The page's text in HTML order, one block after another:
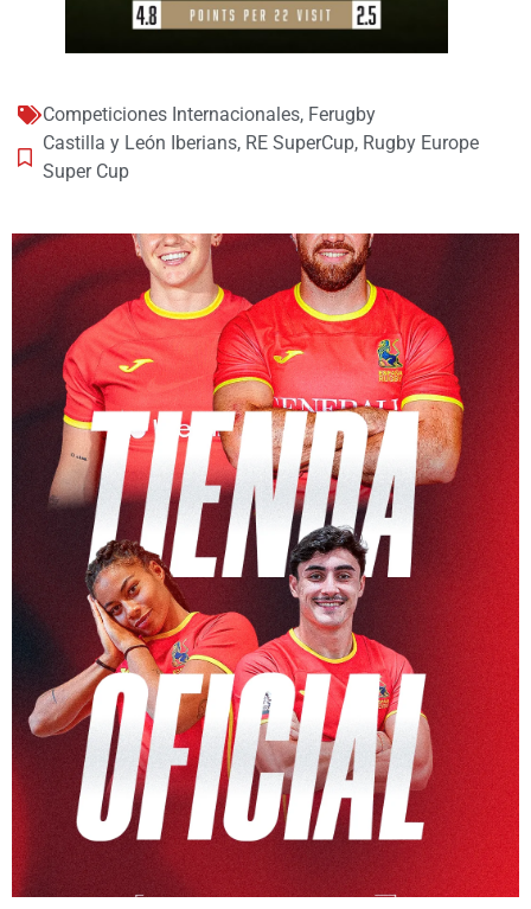
Competiciones Internacionales, Ferugby
Castilla y León Iberians, RE SuperCup, Rugby Europe
Super Cup